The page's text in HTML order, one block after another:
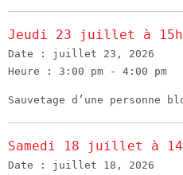
Jeudi 23 juillet à
Date : juillet 23, 2026
Heure : 3:00 pm - 4:00 pm
Sauvetage d’une personne
Samedi 18 juillet à
Date : juillet 18, 2026